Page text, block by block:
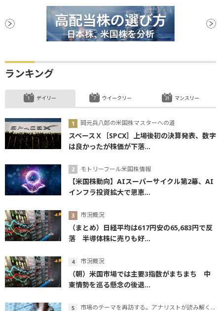
ランキング
デイリー
岡元兵八郎の米国株マスターへの道
スペースＸ［SPCX］上場後初の決算発表、数字
は良かったが株価が下落...
モトリーフール米国株情報
【米国株動向】AIスーパーサイクル第2幕、AI
インフラ投資拡大で恩恵...
市況概況
（まとめ）日経平均は617円安の65,683円で反
落 半導体株に売りも好...
市況概況
（朝）米国市場では主要3指数がまちまち 中
東情勢を巡る懸念の後退...
市場のテーマを再訪する。アナリストが読み解くテーマの本質
ウイークリー マンスリー